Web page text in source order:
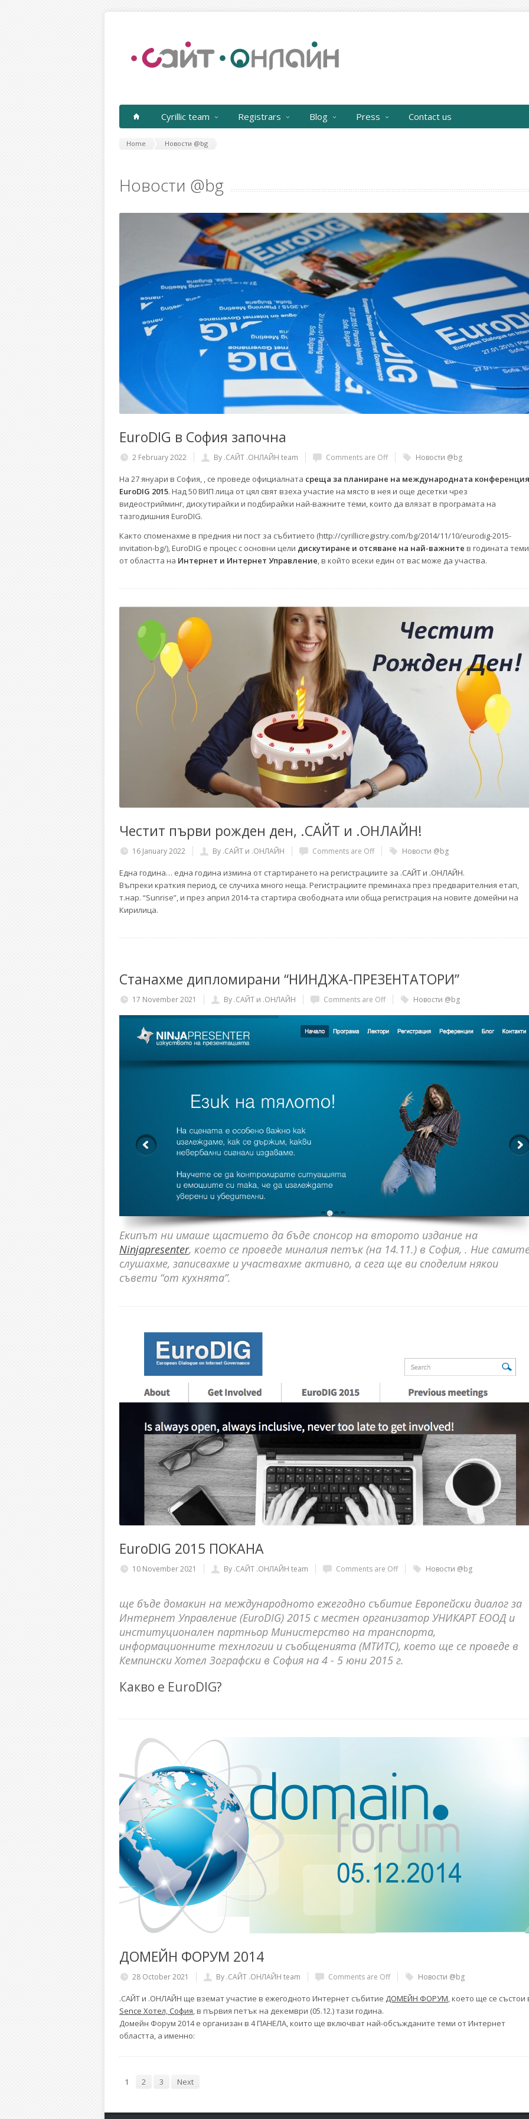
Cyrillic team Registrars Blog Press Contact us
Home Новости @bg
Новости @bg
EuroDIG в София започна
2 February 2022 By .САЙТ .ОНЛАЙН team Comments are Off Новости @bg
На 27 януари в София, , се проведе официалната среща за планиране на международната конференция
EuroDIG 2015. Над 50 ВИП лица от цял свят взеха участие на място в нея и още десетки чрез
видеострийминг, дискутирайки и подбирайки най-важните теми, които да влязат в програмата на
тазгодишния EuroDIG.
Както споменахме в предния ни пост за събитието (http://cyrillicregistry.com/bg/2014/11/10/eurodig-2015-
invitation-bg/), EuroDIG е процес с основни цели дискутиране и отсяване на най-важните в годината теми
от областта на Интернет и Интернет Управление, в който всеки един от вас може да участва.
Честит първи рожден ден, .САЙТ и .ОНЛАЙН!
16 January 2022 By .САЙТ и .ОНЛАЙН Comments are Off Новости @bg
Една година… една година измина от стартирането на регистрациите за .САЙТ и .ОНЛАЙН.
Въпреки краткия период, се случиха много неща. Регистрациите преминаха през предварителния етап,
т.нар. “Sunrise”, и през април 2014-та стартира свободната или обща регистрация на новите домейни на
Кирилица.
Станахме дипломирани “НИНДЖА-ПРЕЗЕНТАТОРИ”
17 November 2021 By .САЙТ и .ОНЛАЙН Comments are Off Новости @bg
Екипът ни имаше щастието да бъде спонсор на второто издание на
Ninjapresenter, което се проведе миналия петък (на 14.11.) в София, . Ние
слушахме, записвахме и участвахме активно, а сега ще ви споделим някои
съвети “от кухнята”.
EuroDIG 2015 ПОКАНА
10 November 2021 By .САЙТ .ОНЛАЙН team Comments are Off Новости @bg
ще бъде домакин на международното ежегодно събитие Европейски диалог за
Интернет Управление (EuroDIG) 2015 с местен организатор УНИКАРТ ЕООД и
институционален партньор Министерство на транспорта,
информационните технлогии и съобщенията (МТИТС), което ще се проведе в
Кемпински Хотел Зографски в София на 4 - 5 юни 2015 г.
Какво е EuroDIG?
ДОМЕЙН ФОРУМ 2014
28 October 2021 By .САЙТ .ОНЛАЙН team Comments are Off Новости @bg
.САЙТ и .ОНЛАЙН ще вземат участие в ежегодното Интернет събитие ДОМЕЙН ФОРУМ, което ще се състои
Sence Хотел, София, в първия петък на декември (05.12.) тази година.
Домейн Форум 2014 е организан в 4 ПАНЕЛА, които ще включват най-обсъжданите теми от Интернет
областта, а именно:
1 2 3 Next